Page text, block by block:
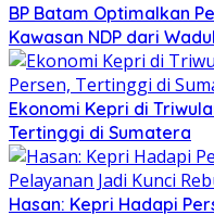
BP Batam Optimalkan
Kawasan NDP dari
Ekonomi Kepri di
Tertinggi di Sumatera
Hasan: Kepri Hadapi